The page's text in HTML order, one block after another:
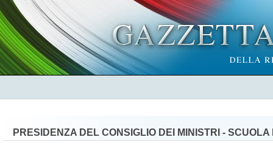
PRESIDENZA DEL CONSIGLIO DEI MINISTRI -